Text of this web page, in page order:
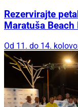
Rezervirajte
Maratuša
Od 11. do 14.